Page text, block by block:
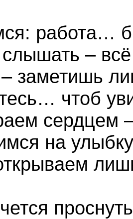
работа…
слышать –
заметишь
чтоб
сердцем
на